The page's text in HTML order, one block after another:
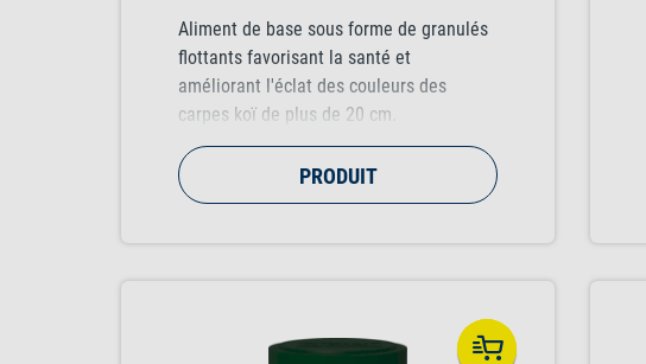
Aliment de base sous forme de granulés
flottants favorisant la santé et
améliorant l'éclat des couleurs des
carpes koï de plus de 20 cm.
PRODUIT